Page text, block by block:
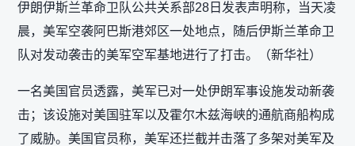
伊朗伊斯兰革命卫队公共关系部28日发表声明称，当天凌
晨，美军空袭阿巴斯港郊区一处地点，随后伊斯兰革命卫
队对发动袭击的美军空军基地进行了打击。（新华社）
一名美国官员透露，美军已对一处伊朗军事设施发动新袭
击；该设施对美国驻军以及霍尔木兹海峡的通航商船构成
了威胁。美国官员称，美军还拦截并击落了多架对美军及